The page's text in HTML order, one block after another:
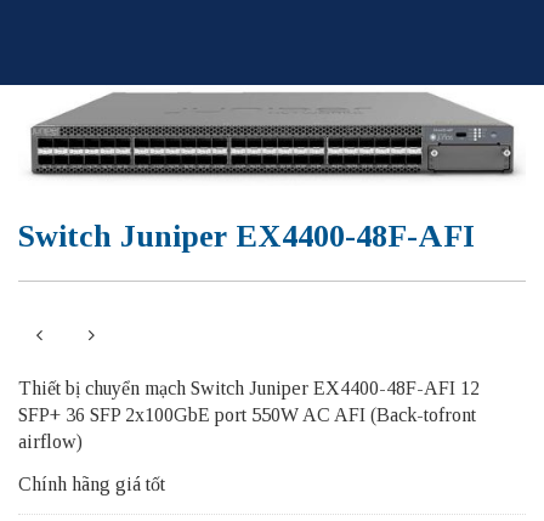
Switch Juniper EX4400-48F-AFI
Thiết bị chuyển mạch Switch Juniper EX4400-48F-AFI 12
SFP+ 36 SFP 2x100GbE port 550W AC AFI (Back-tofront
airflow)
Chính hãng giá tốt